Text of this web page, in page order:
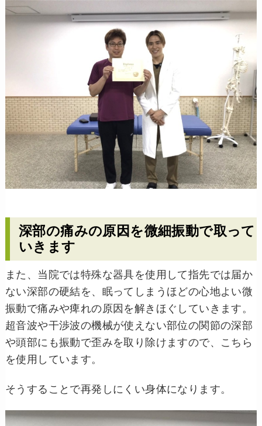
深部の痛みの原因を微細振動で取って
いきます
また、当院では特殊な器具を使用して指先では届か
ない深部の硬結を、眠ってしまうほどの心地よい微
振動で痛みや痺れの原因を解きほぐしていきます。
超音波や干渉波の機械が使えない部位の関節の深部
や頭部にも振動で歪みを取り除けますので、こちら
を使用しています。
そうすることで再発しにくい身体になります。